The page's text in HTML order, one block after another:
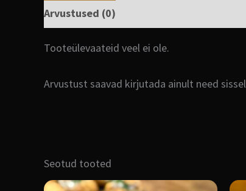
Arvustused (0)
Tooteülevaateid veel ei ole.
Arvustust saavad kirjutada ainult need
Seotud tooted